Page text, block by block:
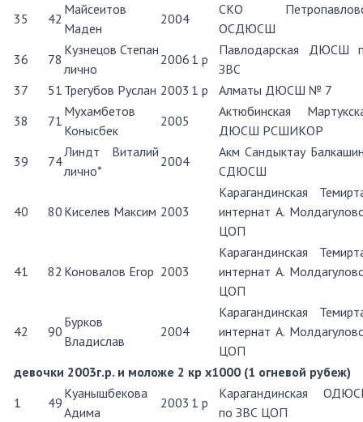
35
42
Майсеитов
Маден
2004
СКО
ОСДЮСШ
36
78
Кузнецов Степан
лично
2006 1 р
Павлодарская ДЮСШ
ЗВС
37
51 Трегубов Руслан 2003 1 р
Алматы ДЮСШ № 7
38
71
Мухамбетов
Конысбек
2005
Актюбинская
ДЮСШ РСШИКОР
39
74
Линдт Виталий
лично*
2004
Акм Сандыктау
СДЮСШ
40 80 Киселев Максим 2003
Карагандинская
интернат А.
ЦОП
41 82 Коновалов Егор 2003
Карагандинская
интернат А.
ЦОП
42 90
Бурков
Владислав
2004
Карагандинская
интернат А.
ЦОП
девочки 2003г.р. и моложе 2 кр х1000 (1 огневой рубеж)
1
49
Куанышбекова
Адима
2003 1 р
Карагандинская
по ЗВС ЦОП